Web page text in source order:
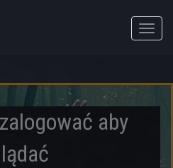
Toggle
aby